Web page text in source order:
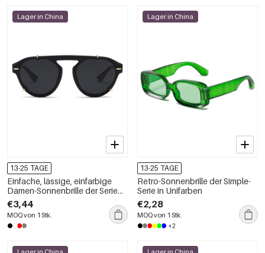
Lager in China
13-25 TAGE
Einfache, lässige, einfarbige
Damen-Sonnenbrille der Serie
Simple
€3,44
MOQ von 1 Stk.
Lager in China
13-25 TAGE
Retro-Sonnenbrille der Simple-
Serie in Unifarben
€2,28
MOQ von 1 Stk.
+2